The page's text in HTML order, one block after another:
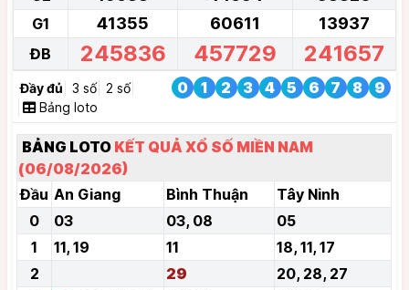
G1 41355 60611 13937
ĐB 245836 457729 241657
Đầy đủ 3 số 2 số 0 1 2 3 4 5 6 7 8 9
Bảng loto
BẢNG LOTO KẾT QUẢ XỔ SỐ MIỀN NAM
(06/08/2026)
Đầu An Giang Bình Thuận
Tây Ninh
0
03 03, 08
05
1
11, 19 11
18, 11, 17
2
29
20, 28, 27